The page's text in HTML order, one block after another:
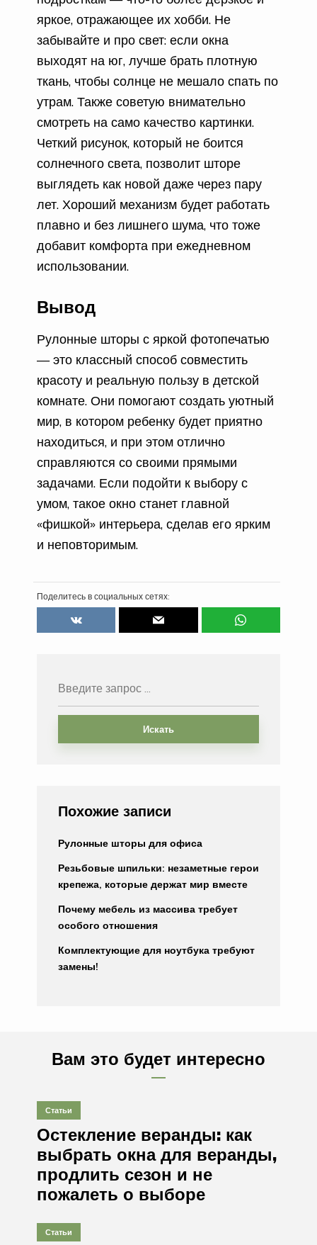
яркое, отражающее их хобби. Не
забывайте и про свет: если окна
выходят на юг, лучше брать плотную
ткань, чтобы солнце не мешало спать по
утрам. Также советую внимательно
смотреть на само качество картинки.
Четкий рисунок, который не боится
солнечного света, позволит шторе
выглядеть как новой даже через пару
лет. Хороший механизм будет работать
плавно и без лишнего шума, что тоже
добавит комфорта при ежедневном
использовании.
Вывод
Рулонные шторы с яркой фотопечатью
— это классный способ совместить
красоту и реальную пользу в детской
комнате. Они помогают создать уютный
мир, в котором ребенку будет приятно
находиться, и при этом отлично
справляются со своими прямыми
задачами. Если подойти к выбору с
умом, такое окно станет главной
«фишкой» интерьера, сделав его ярким
и неповторимым.
Поделитесь в социальных сетях:
Искать
Похожие записи
Рулонные шторы для офиса
Резьбовые шпильки: незаметные герои
крепежа, которые держат мир вместе
Почему мебель из массива требует
особого отношения
Комплектующие для ноутбука требуют
замены!
Вам это будет интересно
Статьи
Остекление веранды: как
выбрать окна для веранды,
продлить сезон и не
пожалеть о выборе
Статьи